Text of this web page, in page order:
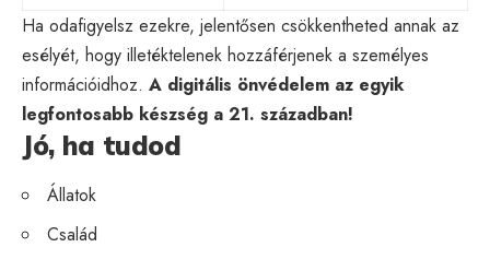
Ha odafigyelsz ezekre, jelentősen csökkentheted annak az
esélyét, hogy illetéktelenek hozzáférjenek a személyes
információidhoz. A digitális önvédelem az egyik
legfontosabb készség a 21. században!
Jó, ha tudod
Állatok
Család